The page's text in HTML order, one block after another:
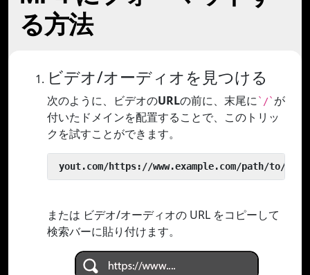
る方法
ビデオ/オーディオを見つける
次のように、ビデオのURLの前に、末尾に `/` が
付いたドメインを配置することで、このトリッ
クを試すことができます。
yout.com/https://www.example.com/path/to/
または ビデオ/オーディオの URL をコピーして
検索バーに貼り付けます。